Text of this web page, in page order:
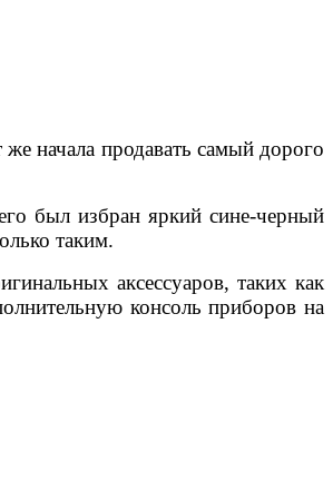
начала продавать самый дорого
был избран яркий сине-черный
таким.
аксессуаров, таких как
консоль приборов на